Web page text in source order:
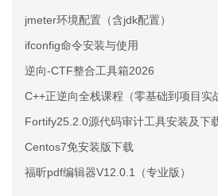
jmeter环境配置（含jdk配置）
ifconfig命令安装与使用
逆向-CTF整合工具箱2026
C++正逆向全栈课程（零基础到项目实
Fortify25.2.0源代码审计工具安装及下
Centos7免安装版下载
福昕pdf编辑器V12.0.1（专业版）